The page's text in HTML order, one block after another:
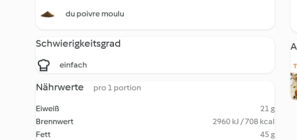
du poivre moulu
Schwierigkeitsgrad
einfach
Nährwerte pro 1 portion
Eiweiß
21 g
Brennwert
2960 kJ / 708 kcal
Fett
45 g